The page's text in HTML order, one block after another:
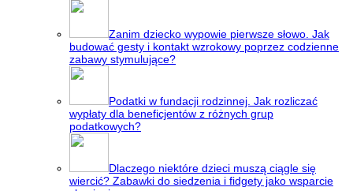
Zanim dziecko wypowie pierwsze słowo. Jak
budować gesty i kontakt wzrokowy poprzez codzienne
zabawy stymulujące?
Podatki w fundacji rodzinnej. Jak rozliczać
wypłaty dla beneficjentów z różnych grup
podatkowych?
Dlaczego niektóre dzieci muszą ciągle się
wiercić? Zabawki do siedzenia i fidgety jako wsparcie